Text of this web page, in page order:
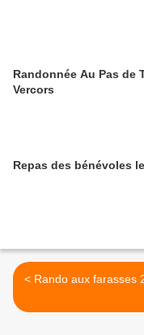
Randonnée Au Pas de
Vercors
Repas des bénévoles
< Rando aux farasses